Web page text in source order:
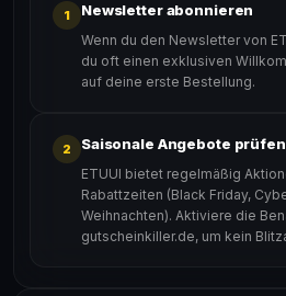
1 Newsletter abonnieren
Wenn du den Newsletter von
du oft einen exklusiven
auf deine erste Bestellung.
2 Saisonale Angebote prüfen
ETUUI bietet regelmäßig
Rabattzeiten (Black Friday,
Weihnachten). Aktiviere die
gutscheinkiller.de, um kein